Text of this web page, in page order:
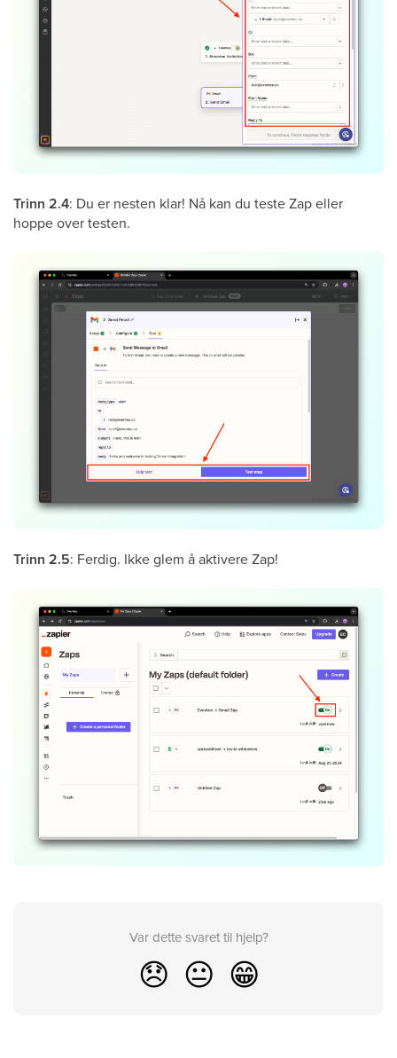
Trinn 2.4: Du er nesten klar! Nå kan du teste Zap eller
hoppe over testen.
Trinn 2.5: Ferdig. Ikke glem å aktivere Zap!
Var dette svaret til hjelp?
😞 😐 😁